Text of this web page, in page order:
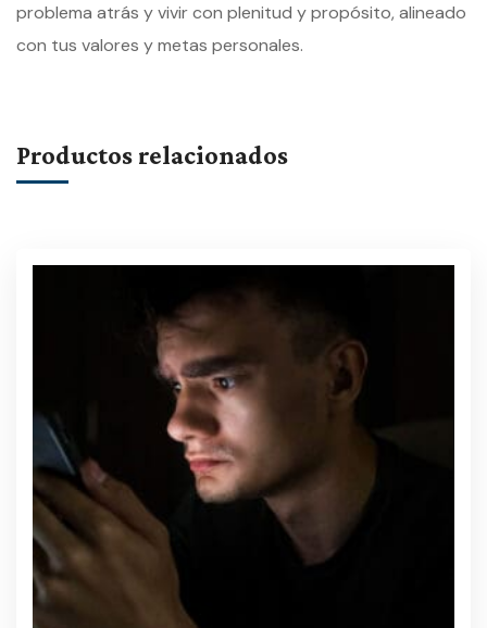
problema atrás y vivir con plenitud y propósito, alineado
con tus valores y metas personales.
Productos relacionados